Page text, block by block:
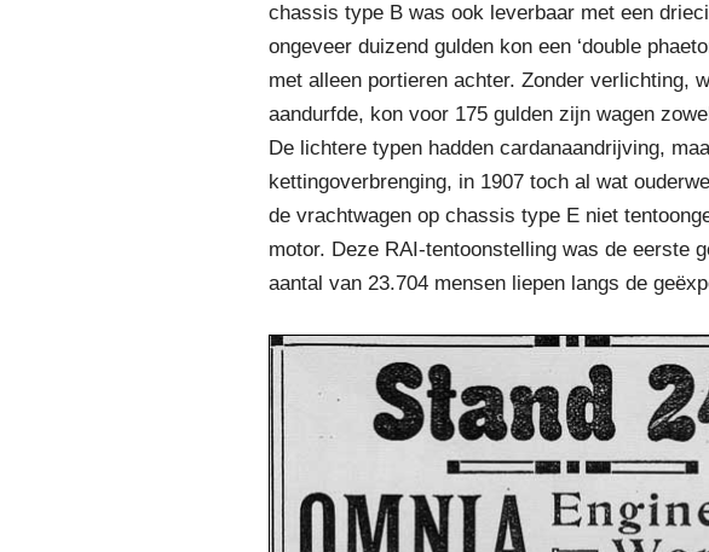
chassis type B was ook leverbaar met een
ongeveer duizend gulden kon een ‘double
met alleen portieren achter. Zonder verlichting,
aandurfde, kon voor 175 gulden zijn wagen
De lichtere typen hadden cardanaandrijving,
kettingoverbrenging, in 1907 toch al wat
de vrachtwagen op chassis type E niet
motor. Deze RAI-tentoonstelling was de eerste
aantal van 23.704 mensen liepen langs de